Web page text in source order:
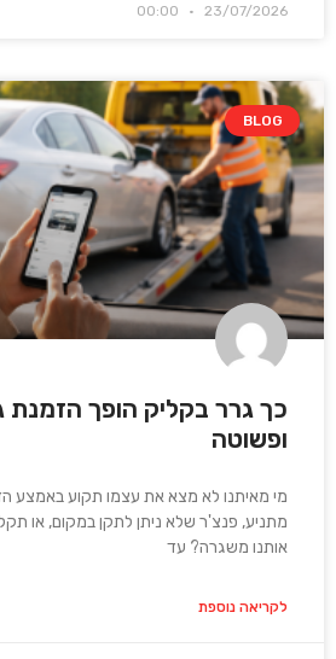
23/07/2026
BLOG
כך גרר בקליק הופך הזמנת
ופשוטה
מי מאיתנו לא מצא את עצמו תקוע באמצע
מתניע, פנצ'ר שלא ניתן לתקן במקום, או
אותנו משגרה? עד
לקריאה נוספת